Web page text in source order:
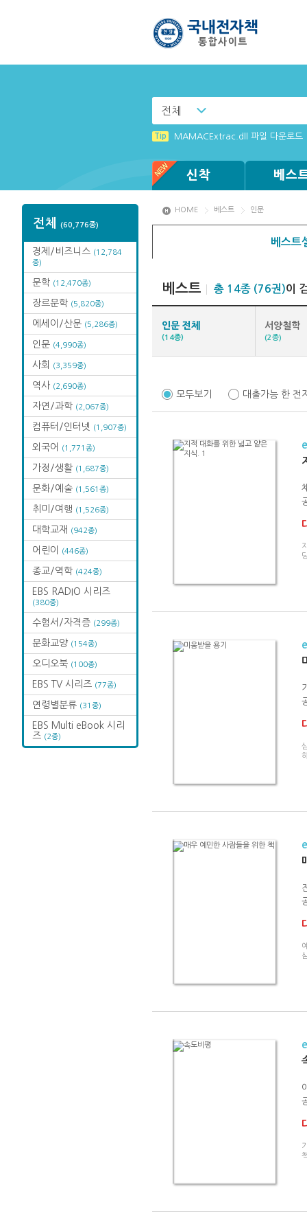
전체
Tip [003] 홈페이지_추천도서 기능 설
신착 베스
전체 (60,776종)
경제/비즈니스 (12,784
종)
문학 (12,470종)
장르문학 (5,820종)
에세이/산문 (5,286종)
인문 (4,990종)
사회 (3,359종)
역사 (2,690종)
자연/과학 (2,067종)
컴퓨터/인터넷 (1,907종)
외국어 (1,771종)
가정/생활 (1,687종)
문화/예술 (1,561종)
취미/여행 (1,526종)
대학교재 (942종)
어린이 (446종)
종교/역학 (424종)
EBS RADIO 시리즈
(380종)
수험서/자격증 (299종)
문화교양 (154종)
오디오북 (100종)
EBS TV 시리즈 (77종)
연령별분류 (31종)
EBS Multi eBook 시리
즈 (2종)
HOME 베스트 인문
베스트
베스트 총 14종 (76권)이
인문 전체
(14종)
서양철학
(2종)
모두보기 대출가능 한 전